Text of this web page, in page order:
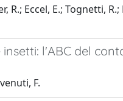
R.; Eccel, E.; Tognetti,
insetti: l'ABC del
F.